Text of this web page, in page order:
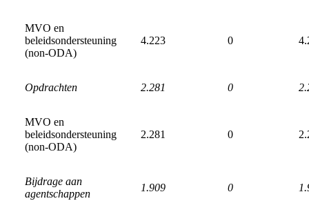
MVO en
beleidsondersteuning
(non-ODA)
4.223 0
Opdrachten 2.281 0
MVO en
beleidsondersteuning
(non-ODA)
2.281 0
Bijdrage aan
agentschappen
1.909 0